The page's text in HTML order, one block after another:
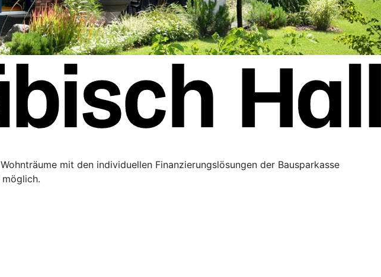
mit den individuellen Finanzierungslösungen der Bausparkasse